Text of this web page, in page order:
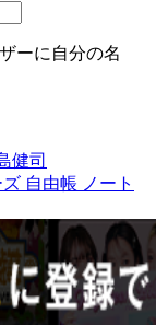
ーに自分の名
健司
自由帳 ノート